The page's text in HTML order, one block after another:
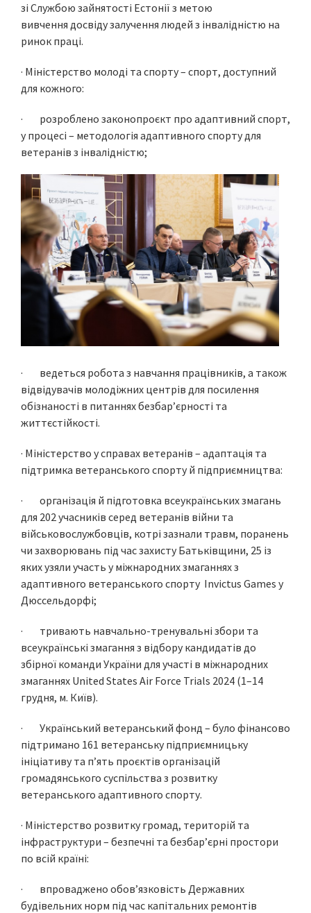
зі Службою зайнятості Естонії з метою
вивчення досвіду залучення людей з інвалідністю на
ринок праці.
· Міністерство молоді та спорту – спорт, доступний
для кожного:
· розроблено законопроєкт про адаптивний спорт,
у процесі – методологія адаптивного спорту для
ветеранів з інвалідністю;
· ведеться робота з навчання працівників, а також
відвідувачів молодіжних центрів для посилення
обізнаності в питаннях безбар’єрності та
життєстійкості.
· Міністерство у справах ветеранів – адаптація та
підтримка ветеранського спорту й підприємництва:
· організація й підготовка всеукраїнських змагань
для 202 учасників серед ветеранів війни та
військовослужбовців, котрі зазнали травм, поранень
чи захворювань під час захисту Батьківщини, 25 із
яких узяли участь у міжнародних змаганнях з
адаптивного ветеранського спорту Invictus Games у
Дюссельдорфі;
· тривають навчально-тренувальні збори та
всеукраїнські змагання з відбору кандидатів до
збірної команди України для участі в міжнародних
змаганнях United States Air Force Trials 2024 (1–14
грудня, м. Київ).
· Український ветеранський фонд – було фінансово
підтримано 161 ветеранську підприємницьку
ініціативу та п’ять проєктів організацій
громадянського суспільства з розвитку
ветеранського адаптивного спорту.
· Міністерство розвитку громад, територій та
інфраструктури – безпечні та безбар’єрні простори
по всій країні:
· впроваджено обов’язковість Державних
будівельних норм під час капітальних ремонтів